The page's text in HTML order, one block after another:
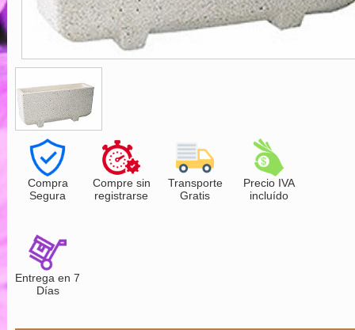
Compra
Segura
Compre sin
registrarse
Transporte
Gratis
Precio IVA
incluído
Entrega en 7
Días